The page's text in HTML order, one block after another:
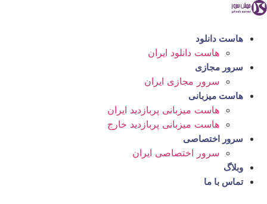
پرش
محتوا
هاست دانلود
هاست دانلود ایران
سرور مجازی
سرور مجازی ایران
هاست میزبانی
هاست میزبانی پربازدید ایران
هاست میزبانی پربازدید خارج
سرور اختصاصی
سرور اختصاصی ایران
وبلاگ
تماس با ما